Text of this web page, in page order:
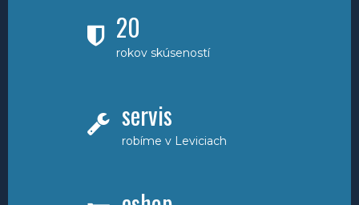
20
rokov skúseností
servis
robíme v Leviciach